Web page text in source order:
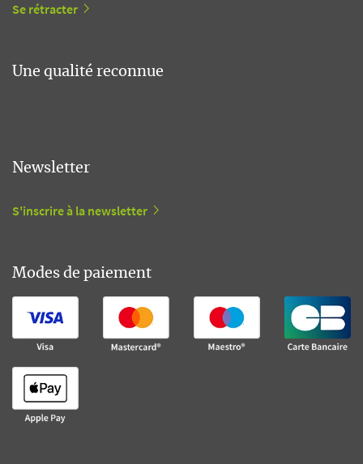
Se rétracter
Une qualité reconnue
Newsletter
S'inscrire à la newsletter
Modes de paiement